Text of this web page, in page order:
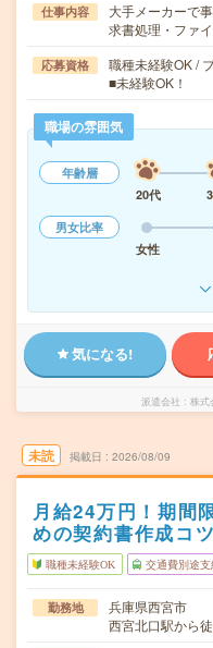
仕事内容
大手メーカーで
求書処理・ファ
応募資格
職種未経験OK /
■未経験OK！
職場の雰囲気
年齢層
20代
男女比率
女性
気になる!
派遣会社 株式
未読 掲載日 2026/08/09
月給24万円！期間
めの契約書作成コ
職種未経験OK 交通費別途支
勤務地
兵庫県西宮市
西宮北口駅から